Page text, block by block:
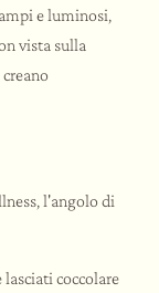
e luminosi,
vista sulla
l'angolo di
coccolare